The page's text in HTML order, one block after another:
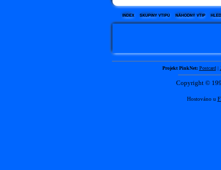
Projekt PinkNet: Postcard|
Copyright ©
Hostováno u